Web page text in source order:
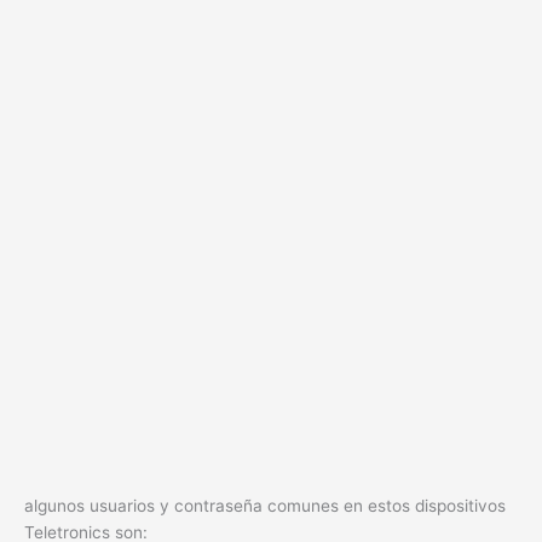
algunos usuarios y contraseña comunes en estos dispositivos
Teletronics son: